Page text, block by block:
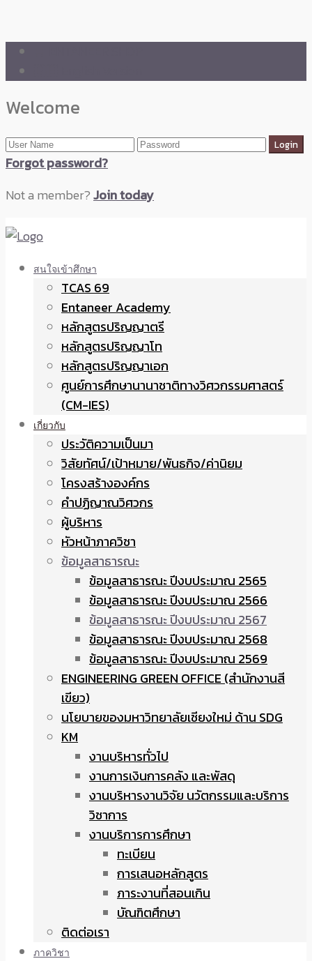
Welcome
Forgot password?
Not a member?Join today
สนใจเข้าศึกษา
TCAS 69
Entaneer Academy
หลักสูตรปริญญาตรี
หลักสูตรปริญญาโท
หลักสูตรปริญญาเอก
ศูนย์การศึกษานานาชาติทางวิศวกรรมศาสตร์
(CM-IES)
เกี่ยวกับ
ประวัติความเป็นมา
วิสัยทัศน์/เป้าหมาย/พันธกิจ/ค่านิยม
โครงสร้างองค์กร
คำปฏิญาณวิศวกร
ผู้บริหาร
หัวหน้าภาควิชา
ข้อมูลสาธารณะ
ข้อมูลสาธารณะ ปีงบประมาณ 2565
ข้อมูลสาธารณะ ปีงบประมาณ 2566
ข้อมูลสาธารณะ ปีงบประมาณ 2567
ข้อมูลสาธารณะ ปีงบประมาณ 2568
ข้อมูลสาธารณะ ปีงบประมาณ 2569
ENGINEERING GREEN OFFICE (สำนักงานสี
เขียว)
นโยบายของมหาวิทยาลัยเชียงใหม่ ด้าน SDG
KM
งานบริหารทั่วไป
งานการเงินการคลัง และพัสดุ
งานบริหารงานวิจัย นวัตกรรมและบริการ
วิชาการ
งานบริการการศึกษา
ทะเบียน
การเสนอหลักสูตร
ภาระงานที่สอนเกิน
บัณฑิตศึกษา
ติดต่อเรา
ภาควิชา